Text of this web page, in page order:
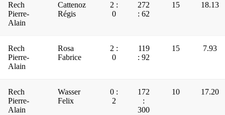
Rech
Pierre-
Alain
Cattenoz
Régis
2 :
0
272
: 62
15 18.13
Rech
Pierre-
Alain
Rosa
Fabrice
2 :
0
119
: 92
15 7.93
Rech
Pierre-
Alain
Wasser
Felix
0 :
2
172
:
300
10 17.20